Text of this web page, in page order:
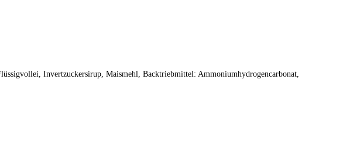
Invertzuckersirup, Maismehl, Backtriebmittel: Ammoniumhydrogencarbonat,